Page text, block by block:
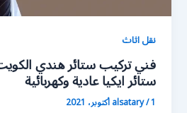
نقل اثاث
ستائر ايكيا عادية وكهربائية
alsatary/1 أكتوبر، 2021